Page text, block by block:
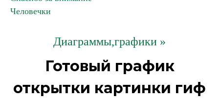
Человечки
Диаграммы,графики »
Готовый график
открытки картинки гиф